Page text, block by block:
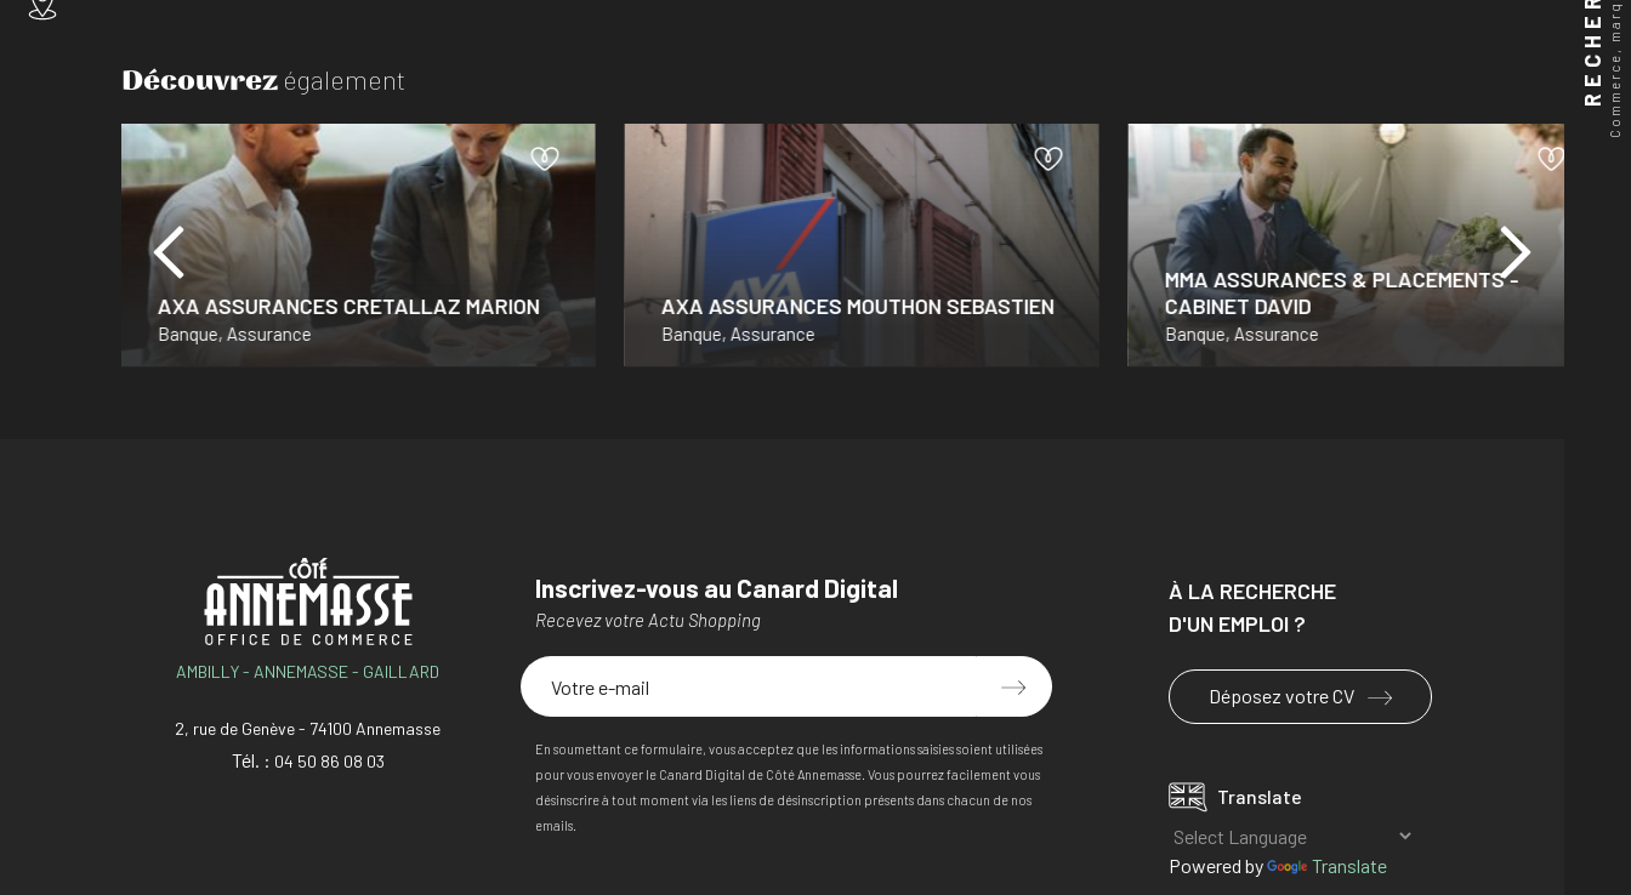
Découvrez également
AXA ASSURANCES CRETALLAZ MARION
Banque, Assurance
AXA ASSURANCES MOUTHON SEBASTIEN
Banque, Assurance
MMA ASSURANCES & PLACEMENTS -
CABINET DAVID
Banque, Assurance
AMBILLY - ANNEMASSE - GAILLARD
2, rue de Genève - 74100 Annemasse
Tél. : 04 50 86 08 03
Inscrivez-vous au Canard Digital
Recevez votre Actu Shopping
En soumettant ce formulaire, vous acceptez que les informations saisies soient utilisées
pour vous envoyer le Canard Digital de Côté Annemasse. Vous pourrez facilement vous
désinscrire à tout moment via les liens de désinscription présents dans chacun de nos
emails.
À LA RECHERCHE
D'UN EMPLOI ?
Déposez votre CV
Translate
Powered by Translate